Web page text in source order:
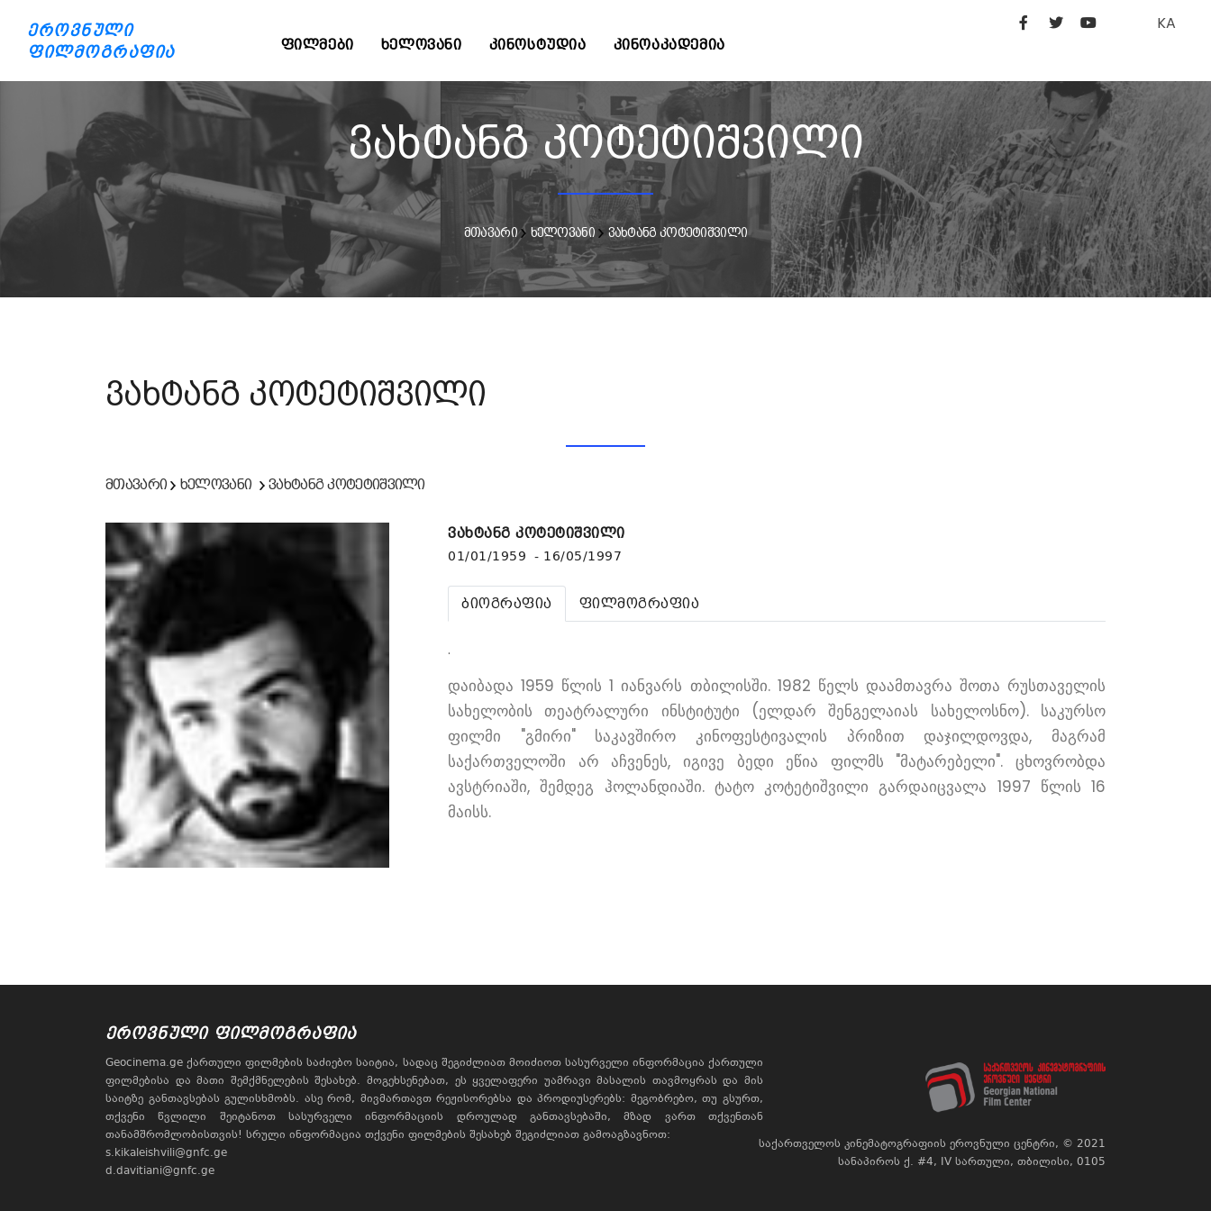
ეროვნული
ფილმოგრაფია
KA
ᲤᲘᲚᲛᲔᲑᲘ ᲮᲔᲚᲝᲕᲐᲜᲘ ᲙᲘᲜᲝᲡᲢᲣᲓᲘᲐ ᲙᲘᲜᲝᲐᲙᲐᲓᲔᲛᲘᲐ
ვახტანგ კოტეტიშვილი
მთავარი ხელოვანი ვახტანგ კოტეტიშვილი
ვახტანგ კოტეტიშვილი
მთავარი ხელოვანი ვახტანგ კოტეტიშვილი
ვახტანგ კოტეტიშვილი
01/01/1959 - 16/05/1997
ბიოგრაფია ფილმოგრაფია
.
დაიბადა 1959 წლის 1 იანვარს თბილისში. 1982 წელს დაამთავრა შოთა რუსთაველის
სახელობის თეატრალური ინსტიტუტი (ელდარ შენგელაიას სახელოსნო). საკურსო
ფილმი "გმირი" საკავშირო კინოფესტივალის პრიზით დაჯილდოვდა, მაგრამ
საქართველოში არ აჩვენეს, იგივე ბედი ეწია ფილმს "მატარებელი". ცხოვრობდა
ავსტრიაში, შემდეგ ჰოლანდიაში. ტატო კოტეტიშვილი გარდაიცვალა 1997 წლის 16
მაისს.
ᲔᲠᲝᲕᲜᲣᲚᲘ ᲤᲘᲚᲛᲝᲒᲠᲐᲤᲘᲐ
Geocinema.ge ქართული ფილმების საძიებო საიტია, სადაც შეგიძლიათ მოიძიოთ სასურველი ინფორმაცია ქართული
ფილმებისა და მათი შემქმნელების შესახებ. მოგეხსენებათ, ეს ყველაფერი უამრავი მასალის თავმოყრას და მის
საიტზე განთავსებას გულისხმობს. ასე რომ, მივმართავთ რეჟისორებსა და პროდიუსერებს: მეგობრებო, თუ გსურთ,
თქვენი წვლილი შეიტანოთ სასურველი ინფორმაციის დროულად განთავსებაში, მზად ვართ თქვენთან
თანამშრომლობისთვის! სრული ინფორმაცია თქვენი ფილმების შესახებ შეგიძლიათ გამოაგზავნოთ:
s.kikaleishvili@gnfc.ge
d.davitiani@gnfc.ge
საქართველოს კინემატოგრაფიის ეროვნული ცენტრი, © 2021
სანაპიროს ქ. #4, IV სართული, თბილისი, 0105